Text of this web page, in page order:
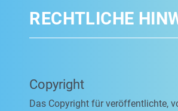
RECHTLICHE
Copyright
Das Copyright für veröffentlichte,